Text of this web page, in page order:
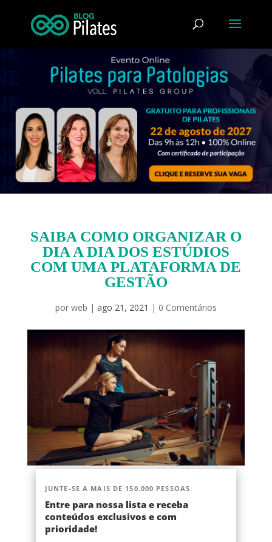
SAIBA COMO ORGANIZAR O
DIA A DIA DOS ESTÚDIOS
COM UMA PLATAFORMA DE
GESTÃO
por web | ago 21, 2021 | 0 Comentários
JUNTE-SE A MAIS DE 150.000 PESSOAS
Entre para nossa lista e receba
conteúdos exclusivos e com
prioridade!